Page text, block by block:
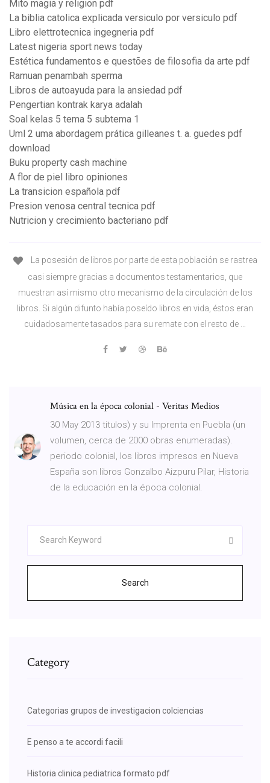
Mito magia y religion pdf
La biblia catolica explicada versiculo por versiculo pdf
Libro elettrotecnica ingegneria pdf
Latest nigeria sport news today
Estética fundamentos e questões de filosofia da arte pdf
Ramuan penambah sperma
Libros de autoayuda para la ansiedad pdf
Pengertian kontrak karya adalah
Soal kelas 5 tema 5 subtema 1
Uml 2 uma abordagem prática gilleanes t. a. guedes pdf
download
Buku property cash machine
A flor de piel libro opiniones
La transicion española pdf
Presion venosa central tecnica pdf
Nutricion y crecimiento bacteriano pdf
La posesión de libros por parte de esta población se rastrea
casi siempre gracias a documentos testamentarios, que
muestran así mismo otro mecanismo de la circulación de los
libros. Si algún difunto había poseído libros en vida, éstos eran
cuidadosamente tasados para su remate con el resto de …
Música en la época colonial - Veritas Medios
30 May 2013 titulos) y su Imprenta en Puebla (un
volumen, cerca de 2000 obras enumeradas).
periodo colonial, los libros impresos en Nueva
España son libros Gonzalbo Aizpuru Pilar, Historia
de la educación en la época colonial.
Search
Category
Categorias grupos de investigacion colciencias
E penso a te accordi facili
Historia clinica pediatrica formato pdf